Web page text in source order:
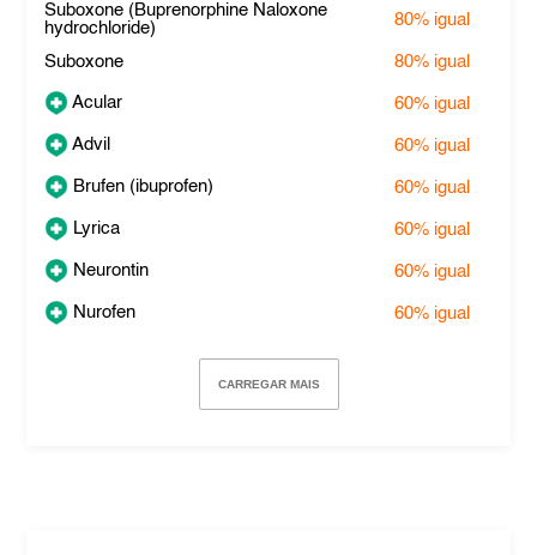
Suboxone (Buprenorphine Naloxone
hydrochloride)
80% igual
Suboxone 80% igual
Acular 60% igual
Advil 60% igual
Brufen (ibuprofen) 60% igual
Lyrica 60% igual
Neurontin 60% igual
Nurofen 60% igual
CARREGAR MAIS